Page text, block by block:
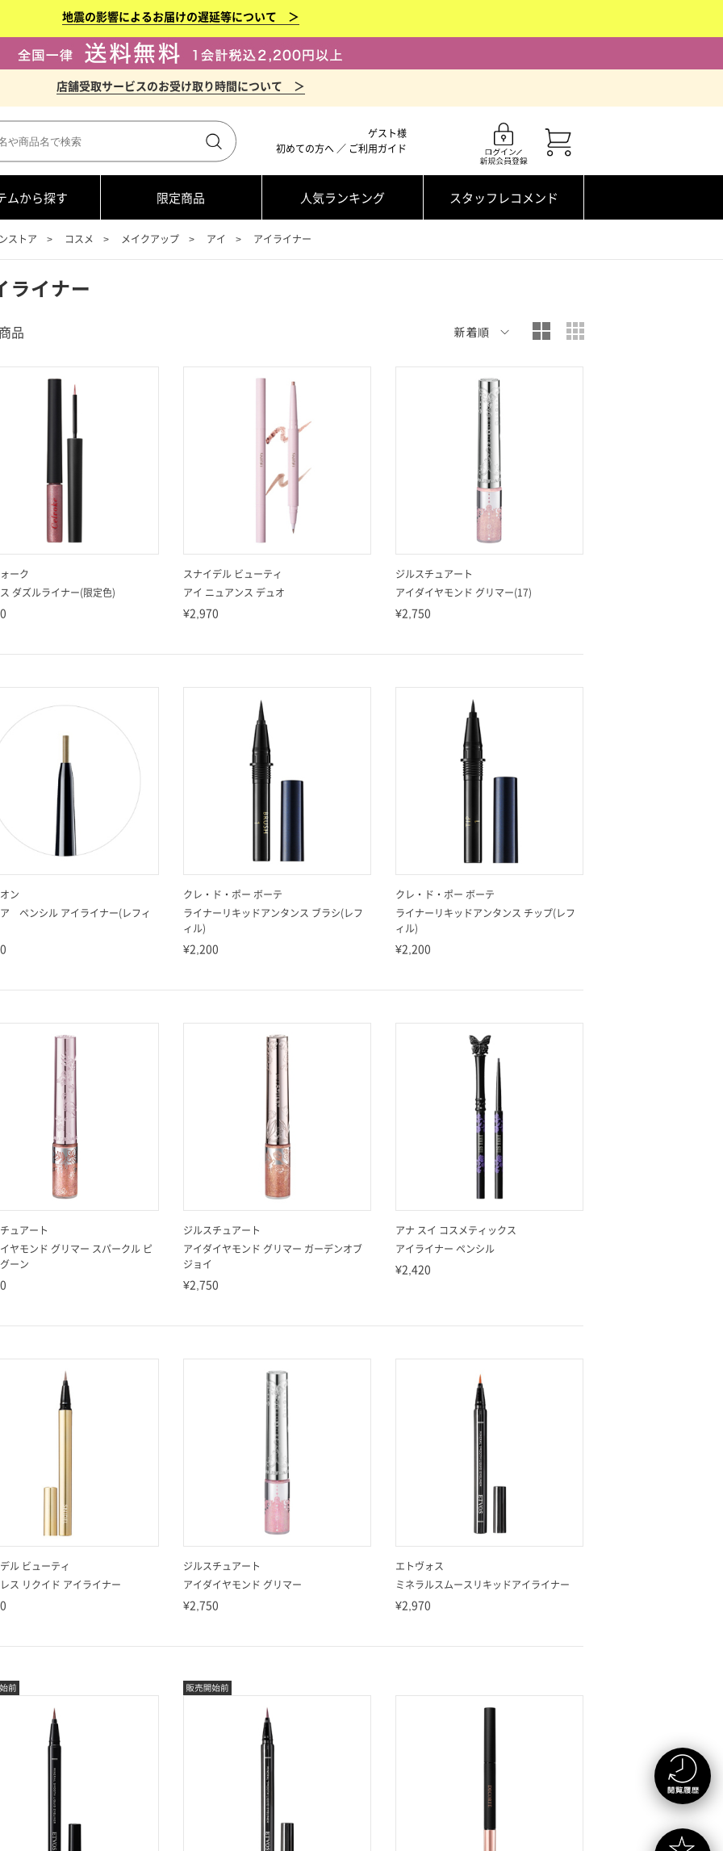
地震の影響によるお届けの遅延等について ＞
店舗受取サービスのお受け取り時間について ＞
ゲスト様
初めての方へ ／ ご利用ガイド
ムから探す 限定商品 人気ランキング スタッフレコメンド
ストア コスメ メイクアップ アイ アイライナー
ライナー
品 新着順 大写真表示
ーク
ダズルライナー(限定色)
スナイデル ビューティ
アイ ニュアンス デュオ
¥2,970
ジルスチュアート
アイダイヤモンド グリマー(17)
¥2,750
ン
ペンシル アイライナー(レフィ
クレ・ド・ポー ボーテ
ライナーリキッドアンタンス ブラシ(レフ
ィル)
¥2,200
クレ・ド・ポー ボーテ
ライナーリキッドアンタンス チップ(レフ
ィル)
¥2,200
ュアート
ヤモンド グリマー スパークル ピ
ーン
ジルスチュアート
アイダイヤモンド グリマー ガーデンオブ
ジョイ
¥2,750
アナ スイ コスメティックス
アイライナー ペンシル
¥2,420
ル ビューティ
ス リクイド アイライナー
ジルスチュアート
アイダイヤモンド グリマー
¥2,750
エトヴォス
ミネラルスムースリキッドアイライナー
¥2,970